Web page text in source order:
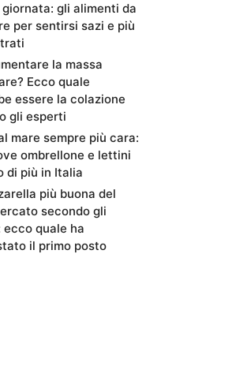
gli alimenti da
per sentirsi sazi e più
la massa
Ecco quale
essere la colazione
gli esperti
mare sempre più cara:
ombrellone e lettini
di più in Italia
più buona del
secondo gli
quale ha
il primo posto